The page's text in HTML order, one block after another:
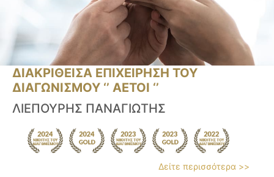
ΔΙΑΚΡΙΘΕΙΣΑ ΕΠΙΧΕΙΡΗΣΗ ΤΟΥ
ΔΙΑΓΩΝΙΣΜΟΥ ‘’ ΑΕΤΟΙ ‘’
ΛΙΕΠΟΥΡΗΣ ΠΑΝΑΓΙΩΤΗΣ
Δείτε περισσότερα >>